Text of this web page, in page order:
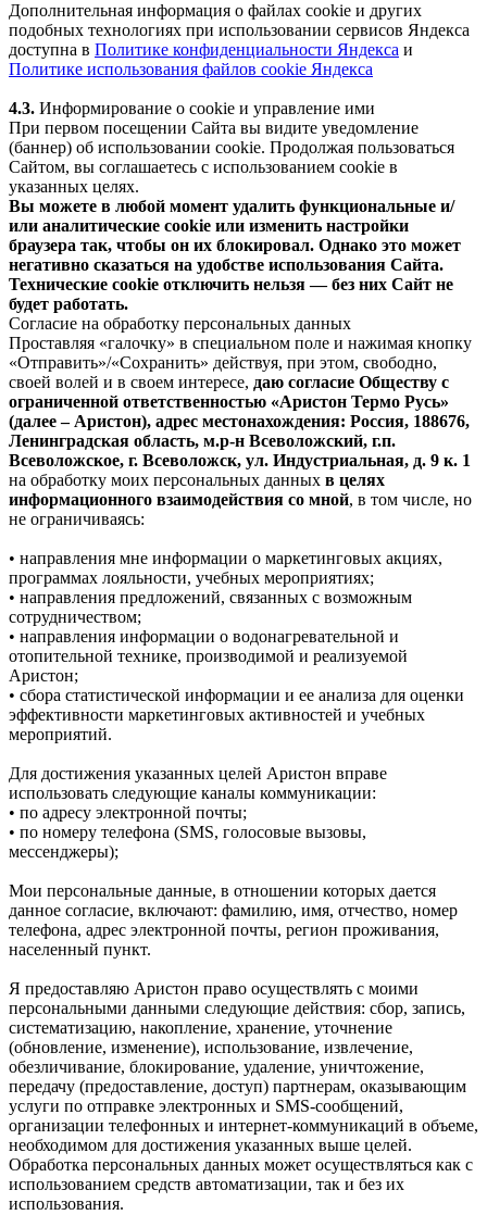
Дополнительная информация о файлах cookie и других
подобных технологиях при использовании сервисов Яндекса
доступна в Политике конфиденциальности Яндекса и
Политике использования файлов cookie Яндекса
4.3. Информирование о cookie и управление ими
При первом посещении Сайта вы видите уведомление
(баннер) об использовании cookie. Продолжая пользоваться
Сайтом, вы соглашаетесь с использованием cookie в
указанных целях.
Вы можете в любой момент удалить функциональные и/
или аналитические cookie или изменить настройки
браузера так, чтобы он их блокировал. Однако это может
негативно сказаться на удобстве использования Сайта.
Технические cookie отключить нельзя — без них Сайт не
будет работать.
Согласие на обработку персональных данных
Проставляя «галочку» в специальном поле и нажимая кнопку
«Отправить»/«Сохранить» действуя, при этом, свободно,
своей волей и в своем интересе, даю согласие Обществу с
ограниченной ответственностью «Аристон Термо Русь»
(далее – Аристон), адрес местонахождения: Россия, 188676,
Ленинградская область, м.р-н Всеволожский, г.п.
Всеволожское, г. Всеволожск, ул. Индустриальная, д. 9 к. 1
на обработку моих персональных данных в целях
информационного взаимодействия со мной, в том числе, но
не ограничиваясь:
• направления мне информации о маркетинговых акциях,
программах лояльности, учебных мероприятиях;
• направления предложений, связанных с возможным
сотрудничеством;
• направления информации о водонагревательной и
отопительной технике, производимой и реализуемой
Аристон;
• сбора статистической информации и ее анализа для оценки
эффективности маркетинговых активностей и учебных
мероприятий.
Для достижения указанных целей Аристон вправе
использовать следующие каналы коммуникации:
• по адресу электронной почты;
• по номеру телефона (SMS, голосовые вызовы,
мессенджеры);
Мои персональные данные, в отношении которых дается
данное согласие, включают: фамилию, имя, отчество, номер
телефона, адрес электронной почты, регион проживания,
населенный пункт.
Я предоставляю Аристон право осуществлять с моими
персональными данными следующие действия: сбор, запись,
систематизацию, накопление, хранение, уточнение
(обновление, изменение), использование, извлечение,
обезличивание, блокирование, удаление, уничтожение,
передачу (предоставление, доступ) партнерам, оказывающим
услуги по отправке электронных и SMS‑сообщений,
организации телефонных и интернет‑коммуникаций в объеме,
необходимом для достижения указанных выше целей.
Обработка персональных данных может осуществляться как с
использованием средств автоматизации, так и без их
использования.